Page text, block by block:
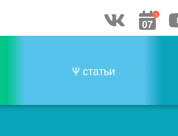
07
1
Ψ статьи